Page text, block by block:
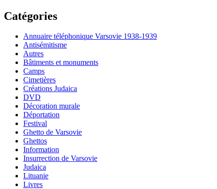
Catégories
Annuaire téléphonique Varsovie 1938-1939
Antisémitisme
Autres
Bâtiments et monuments
Camps
Cimetières
Créations Judaica
DVD
Décoration murale
Déportation
Festival
Ghetto de Varsovie
Ghettos
Information
Insurrection de Varsovie
Judaica
Lituanie
Livres